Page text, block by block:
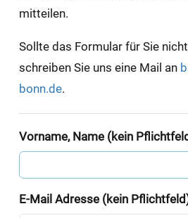
mitteilen.
Sollte das Formular für Sie
schreiben Sie uns eine Mail an
bonn.de.
Vorname, Name (kein
E-Mail Adresse (kein